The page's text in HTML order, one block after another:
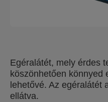
Egéralátét, mely érdes
köszönhetően könnyed
lehetővé. Az egéralátét
ellátva.